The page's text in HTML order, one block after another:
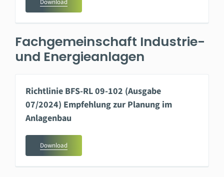
Download
Fachgemeinschaft Industrie-
und Energieanlagen
Richtlinie BFS-RL 09-102 (Ausgabe
07/2024) Empfehlung zur Planung im
Anlagenbau
Download